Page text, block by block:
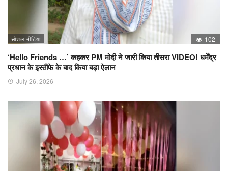
सोशल मीडिया 102
‘Hello Friends …’ कहकर PM मोदी ने जारी किया तीसरा VIDEO! धर्मेंद्र
प्रधान के इस्तीफे के बाद किया बड़ा ऐलान
July 26, 2026